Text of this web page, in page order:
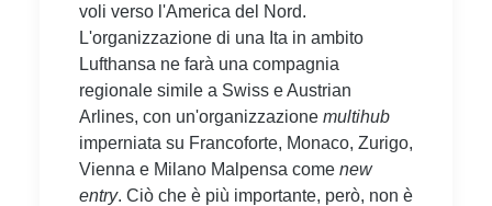
voli verso l'America del Nord.
L'organizzazione di una Ita in ambito
Lufthansa ne farà una compagnia
regionale simile a Swiss e Austrian
Arlines, con un'organizzazione multihub
imperniata su Francoforte, Monaco, Zurigo,
Vienna e Milano Malpensa come new
entry. Ciò che è più importante, però, non è